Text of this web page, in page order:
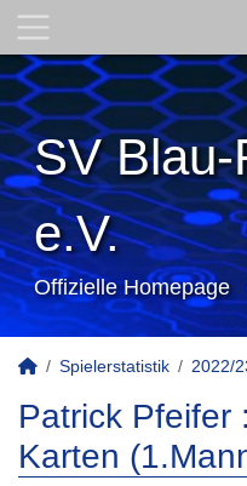
SV
e.V.
Offizielle Homepage
Spielerstatistik 2022/
Patrick Pfeifer
Karten